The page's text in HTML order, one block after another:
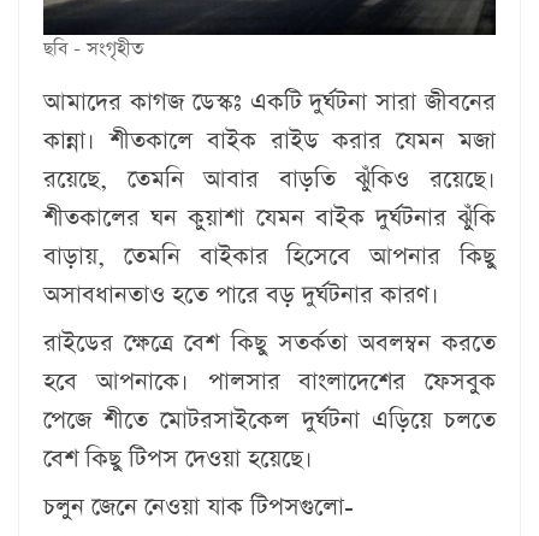
ছবি - সংগৃহীত
আমাদের কাগজ ডেস্কঃ একটি দুর্ঘটনা সারা জীবনের
কান্না। শীতকালে বাইক রাইড করার যেমন মজা
রয়েছে, তেমনি আবার বাড়তি ঝুঁকিও রয়েছে।
শীতকালের ঘন কুয়াশা যেমন বাইক দুর্ঘটনার ঝুঁকি
বাড়ায়, তেমনি বাইকার হিসেবে আপনার কিছু
অসাবধানতাও হতে পারে বড় দুর্ঘটনার কারণ।
রাইডের ক্ষেত্রে বেশ কিছু সতর্কতা অবলম্বন করতে
হবে আপনাকে। পালসার বাংলাদেশের ফেসবুক
পেজে শীতে মোটরসাইকেল দুর্ঘটনা এড়িয়ে চলতে
বেশ কিছু টিপস দেওয়া হয়েছে।
চলুন জেনে নেওয়া যাক টিপসগুলো-